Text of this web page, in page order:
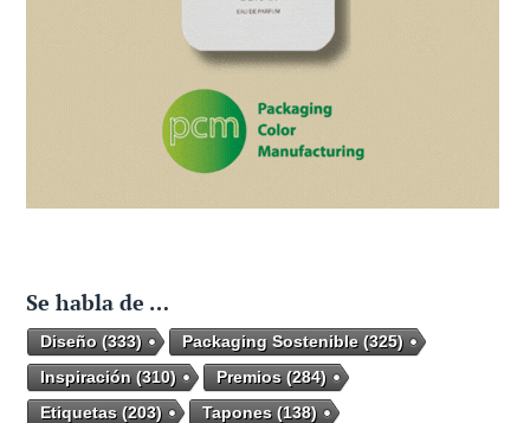
Se habla de …
Diseño (333) Packaging Sostenible(325)
Inspiración (310) Premios(284)
Etiquetas(203) Tapones(138)